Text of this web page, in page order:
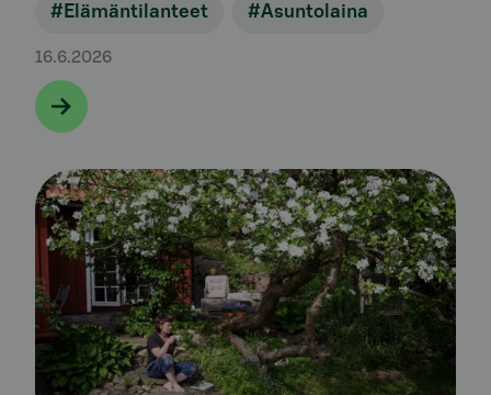
#Elämäntilanteet #Asuntolaina
16.6.2026